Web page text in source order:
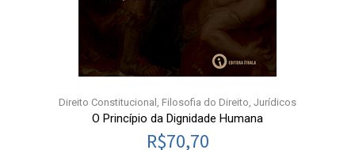
Direito Constitucional , Filosofia do Direito, Jurídicos
O Princípio da Dignidade Humana
R$70,70